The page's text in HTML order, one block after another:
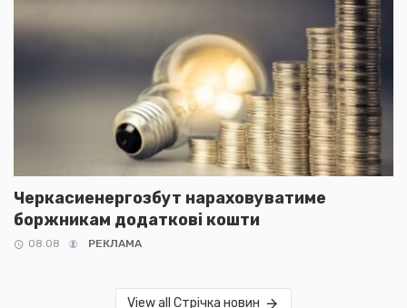
Черкасиенергозбут нараховуватиме
боржникам додаткові кошти
08.08 РЕКЛАМА
View all Стрічка новин